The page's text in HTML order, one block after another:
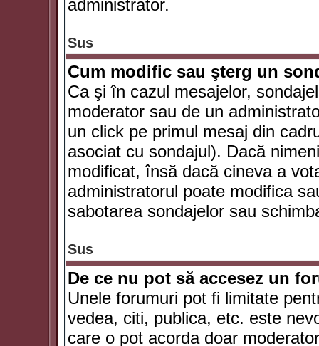
administrator.
Sus
Cum modific sau şterg un
Ca şi în cazul mesajelor,
moderator sau de un
un click pe primul mesaj din
asociat cu sondajul). Dacă
modificat, însă dacă cineva a
administratorul poate modifica
sabotarea sondajelor sau
Sus
De ce nu pot să accesez un
Unele forumuri pot fi limitate
vedea, citi, publica, etc. este
care o pot acorda doar